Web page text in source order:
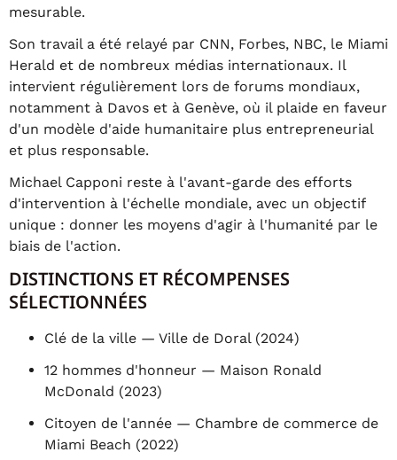
mesurable.
Son travail a été relayé par CNN, Forbes, NBC, le Miami
Herald et de nombreux médias internationaux. Il
intervient régulièrement lors de forums mondiaux,
notamment à Davos et à Genève, où il plaide en faveur
d'un modèle d'aide humanitaire plus entrepreneurial
et plus responsable.
Michael Capponi reste à l'avant-garde des efforts
d'intervention à l'échelle mondiale, avec un objectif
unique : donner les moyens d'agir à l'humanité par le
biais de l'action.
DISTINCTIONS ET RÉCOMPENSES
SÉLECTIONNÉES
Clé de la ville — Ville de Doral (2024)
12 hommes d'honneur — Maison Ronald
McDonald (2023)
Citoyen de l'année — Chambre de commerce de
Miami Beach (2022)